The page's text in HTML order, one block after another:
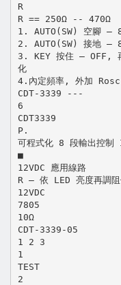
R
R == 250Ω -- 470Ω
1. AUTO(SW) 空腳 –
2. AUTO(SW) 接地 –
3. KEY 按住 – OFF,
化
4.內定頻率, 外加
CDT-3339 ---
6
CDT3339
P.
可程式化 8 段輸出控制
■
12VDC 應用線路
R – 依 LED 亮度再調阻
12VDC
7805
10Ω
CDT-3339-05
1 2 3
1
TEST
2